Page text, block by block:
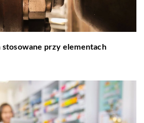
stosowane przy elementach